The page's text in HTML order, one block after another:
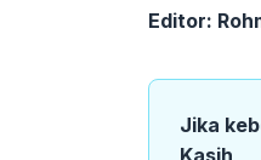
Editor:
Jika